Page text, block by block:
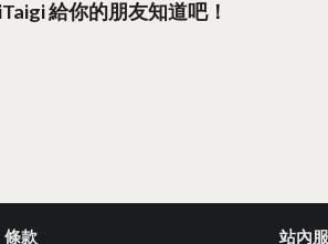
給你的朋友知道吧！
條款 站內